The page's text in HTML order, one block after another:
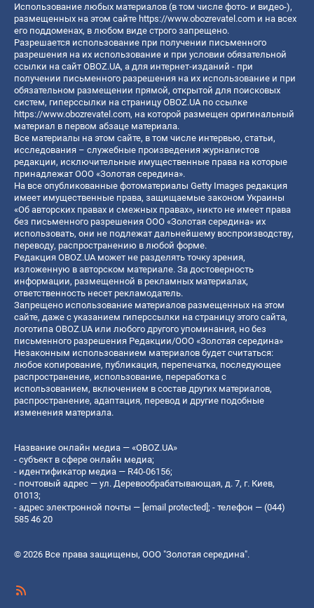
Использование любых материалов (в том числе фото- и видео-),
размещенных на этом сайте https://www.obozrevatel.com и на всех
его поддоменах, в любом виде строго запрещено.
Разрешается использование при получении письменного
разрешения на их использование и при условии обязательной
ссылки на сайт OBOZ.UA, а для интернет-изданий - при
получении письменного разрешения на их использование и при
обязательном размещении прямой, открытой для поисковых
систем, гиперссылки на страницу OBOZ.UA по ссылке
https://www.obozrevatel.com, на которой размещен оригинальный
материал в первом абзаце материала.
Все материалы на этом сайте, в том числе интервью, статьи,
исследования – служебные произведения журналистов
редакции, исключительные имущественные права на которые
принадлежат ООО «Золотая середина».
На все опубликованные фотоматериалы Getty Images редакция
имеет имущественные права, защищаемые законом Украины
«Об авторских правах и смежных правах», никто не имеет права
без письменного разрешения ООО «Золотая середина» их
использовать, они не подлежат дальнейшему воспроизводству,
переводу, распространению в любой форме.
Редакция OBOZ.UA может не разделять точку зрения,
изложенную в авторском материале. За достоверность
информации, размещенной в рекламных материалах,
ответственность несет рекламодатель.
Запрещено использование материалов размещенных на этом
сайте, даже с указанием гиперссылки на страницу этого сайта,
логотипа OBOZ.UA или любого другого упоминания, но без
письменного разрешения Редакции/ООО «Золотая середина»
Незаконным использованием материалов будет считаться:
любое копирование, публикация, перепечатка, последующее
распространение, использование, переработка с
использованием, включением в состав других материалов,
распространение, адаптация, перевод и другие подобные
изменения материала.
Название онлайн медиа — «OBOZ.UA»
- субъект в сфере онлайн медиа;
- идентификатор медиа — R40-06156;
- почтовый адрес — ул. Деревообрабатывающая, д. 7, г. Киев,
01013;
- адрес электронной почты — [email protected]; - телефон — (044)
585 46 20
© 2026 Все права защищены, ООО "Золотая середина".